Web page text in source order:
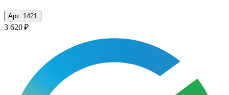
Арт. 1421
3 620 ₽